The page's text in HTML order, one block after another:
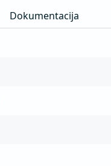
Dokumentacija